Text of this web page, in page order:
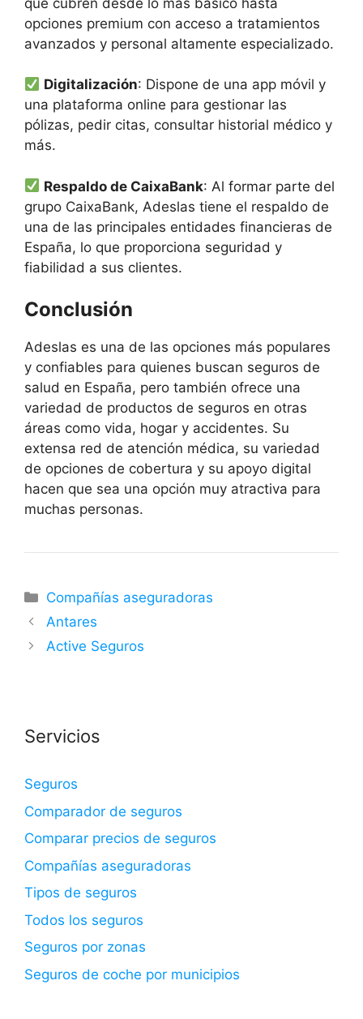
opciones premium con acceso a tratamientos
avanzados y personal altamente especializado.
Digitalización: Dispone de una app móvil y
una plataforma online para gestionar las
pólizas, pedir citas, consultar historial médico y
más.
Respaldo de CaixaBank: Al formar parte del
grupo CaixaBank, Adeslas tiene el respaldo de
una de las principales entidades financieras de
España, lo que proporciona seguridad y
fiabilidad a sus clientes.
Conclusión
Adeslas es una de las opciones más populares
y confiables para quienes buscan seguros de
salud en España, pero también ofrece una
variedad de productos de seguros en otras
áreas como vida, hogar y accidentes. Su
extensa red de atención médica, su variedad
de opciones de cobertura y su apoyo digital
hacen que sea una opción muy atractiva para
muchas personas.
Categorías
Compañías aseguradoras
Antares
Active Seguros
Servicios
Seguros
Comparador de seguros
Comparar precios de seguros
Compañías aseguradoras
Tipos de seguros
Todos los seguros
Seguros por zonas
Seguros de coche por municipios